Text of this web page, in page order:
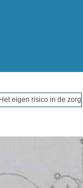
Het eigen risico in de zorg